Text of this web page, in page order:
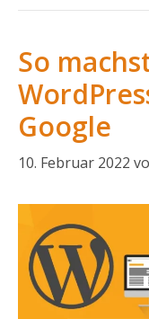
So
Google
10. Februar 2022